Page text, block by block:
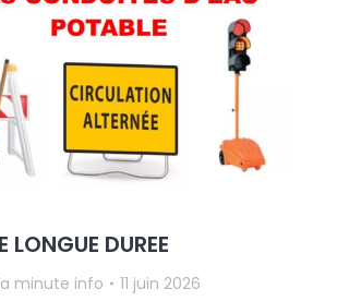
LONGUE DUREE
minute info 11 juin 2026